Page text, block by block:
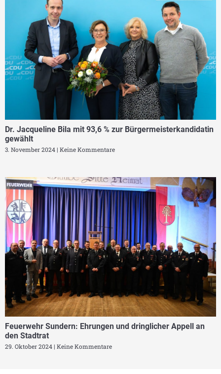
Dr. Jacqueline Bila mit 93,6 % zur Bürgermeisterkandidatin
gewählt
3. November 2024 Keine Kommentare
Feuerwehr Sundern: Ehrungen und dringlicher Appell an
den Stadtrat
29. Oktober 2024 Keine Kommentare